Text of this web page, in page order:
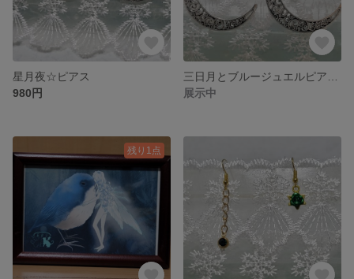
星月夜☆ピアス
980円
展示中
残り1点